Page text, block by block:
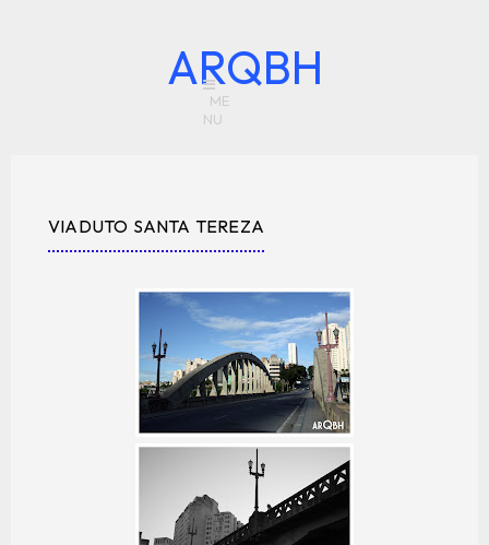
ARQBH
VIADUTO SANTA TEREZA